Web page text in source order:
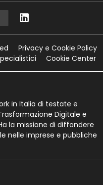
Privacy e Cookie Policy
Cookie Center
in Italia di testate e
Digitale e
la missione di diffondere
nelle imprese e pubbliche